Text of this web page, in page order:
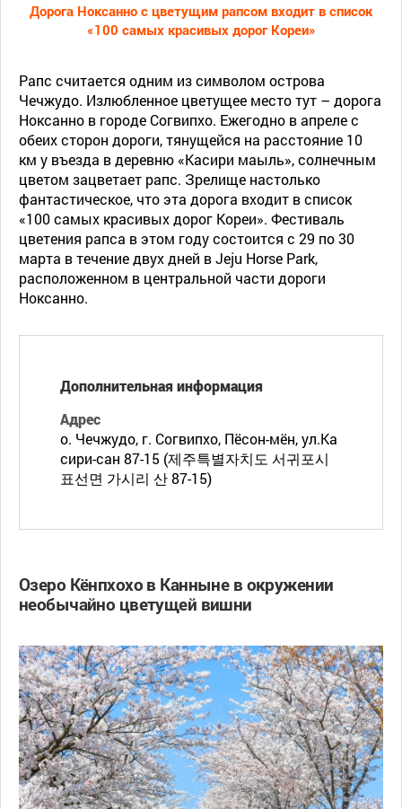
Дорога Ноксанно с цветущим рапсом входит в список
«100 самых красивых дорог Кореи»
Рапс считается одним из символом острова
Чечжудо. Излюбленное цветущее место тут – дорога
Ноксанно в городе Согвипхо. Ежегодно в апреле с
обеих сторон дороги, тянущейся на расстояние 10
км у въезда в деревню «Касири маыль», солнечным
цветом зацветает рапс. Зрелище настолько
фантастическое, что эта дорога входит в список
«100 самых красивых дорог Кореи». Фестиваль
цветения рапса в этом году состоится с 29 по 30
марта в течение двух дней в Jeju Horse Park,
расположенном в центральной части дороги
Ноксанно.
Дополнительная информация
Адрес
о. Чечжудо, г. Согвипхо, Пёсон-мён, ул.Ка
сири-сан 87-15 (제주특별자치도 서귀포시
표선면 가시리 산 87-15)
Озеро Кёнпхохо в Канныне в окружении
необычайно цветущей вишни